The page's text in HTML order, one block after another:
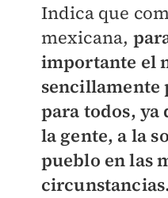
Indica que
mexicana,
importante el
sencillamente
para todos, ya
la gente, a la
pueblo en las